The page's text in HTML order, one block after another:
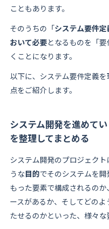
こともあります。
そのうちの「システム要件定
おいて必要となるものを「
くことになります。
以下に、システム要件定義
点をご紹介します。
システム開発を進めて
を整理してまとめる
システム開発のプロジェク
うな目的でそのシステムを
もった要素で構成されるのか
ースがあるか、そしてどのよ
たせるのかといった、様々な